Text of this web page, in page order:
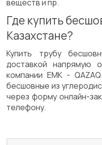
веществ и пр.
Где купить
Казахстане?
Купить трубу
доставкой напрямую
компании ЕМК -
бесшовные из
через форму онлайн-
телефону.